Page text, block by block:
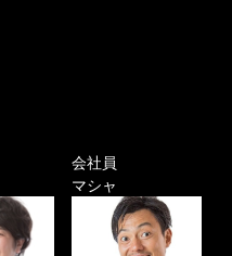
会社員
マシャ